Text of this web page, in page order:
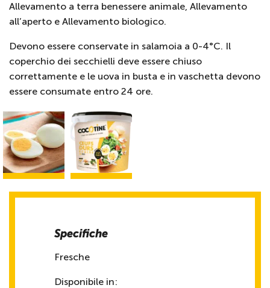
Allevamento a terra benessere animale, Allevamento
all’aperto e Allevamento biologico.
Devono essere conservate in salamoia a 0-4°C. Il
coperchio dei secchielli deve essere chiuso
correttamente e le uova in busta e in vaschetta devono
essere consumate entro 24 ore.
Specifiche
Fresche
Disponibile in: